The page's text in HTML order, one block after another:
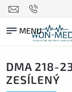
DMA 218-
ZESÍLENÝ